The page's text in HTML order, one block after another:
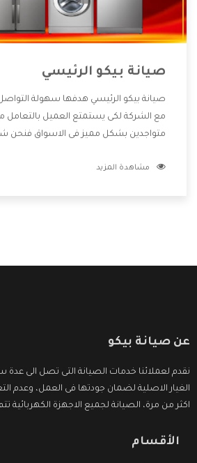
صيانة بيكو الرئيسي
صيانة بيكو الرئيسي هدفها سهولة
مع الشركة لكى يستمتع العميل بالتعامل
متواجدين بشكل مميز فى الاسواق فنحن
الشركة بها والتى تكون منها خدمة الصيانة
مشاهدة المزيد
عن صيانة بيكو
نقدم لعملائنا خدمات الصيانة التى تصل الى
الغيار الاصلية لضمان جودتها فى العمل، وعدم
اكثر من مرة، الصيانة لجميع الاجهزة
الأقسام